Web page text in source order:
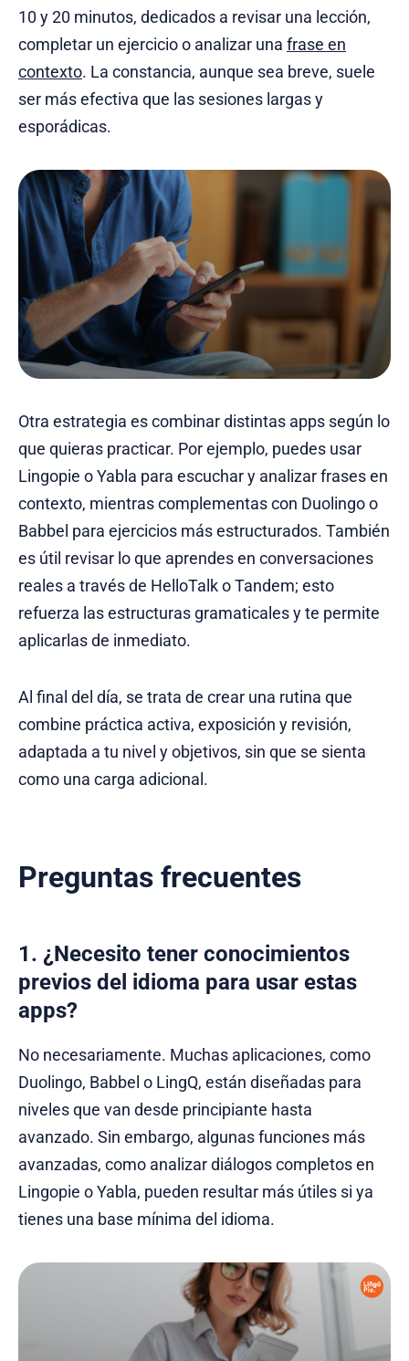
10 y 20 minutos, dedicados a revisar una lección,
completar un ejercicio o analizar una frase en
contexto. La constancia, aunque sea breve, suele
ser más efectiva que las sesiones largas y
esporádicas.
Otra estrategia es combinar distintas apps según lo
que quieras practicar. Por ejemplo, puedes usar
Lingopie o Yabla para escuchar y analizar frases en
contexto, mientras complementas con Duolingo o
Babbel para ejercicios más estructurados. También
es útil revisar lo que aprendes en conversaciones
reales a través de HelloTalk o Tandem; esto
refuerza las estructuras gramaticales y te permite
aplicarlas de inmediato.
Al final del día, se trata de crear una rutina que
combine práctica activa, exposición y revisión,
adaptada a tu nivel y objetivos, sin que se sienta
como una carga adicional.
Preguntas frecuentes
1. ¿Necesito tener conocimientos
previos del idioma para usar estas
apps?
No necesariamente. Muchas aplicaciones, como
Duolingo, Babbel o LingQ, están diseñadas para
niveles que van desde principiante hasta
avanzado. Sin embargo, algunas funciones más
avanzadas, como analizar diálogos completos en
Lingopie o Yabla, pueden resultar más útiles si ya
tienes una base mínima del idioma.